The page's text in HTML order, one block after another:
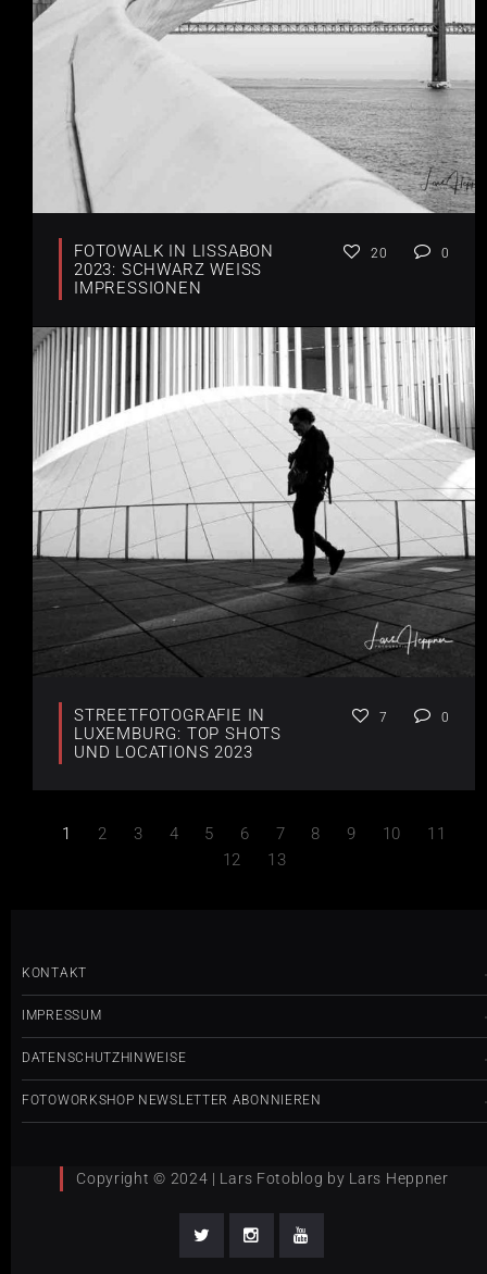
FOTOWALK IN LISSABON
2023: SCHWARZ WEISS I
MPRESSIONEN
20 0
STREETFOTOGRAFIE IN
LUXEMBURG: TOP SHOTS
UND LOCATIONS 2023
7 0
1 2 3 4 5 6 7 8 9 10
11
12
13
KONTAKT
IMPRESSUM
DATENSCHUTZHINWEISE
FOTOWORKSHOP NEWSLETTER ABONNIEREN
Copyright © 2024 | Lars Fotoblog by Lars Heppner